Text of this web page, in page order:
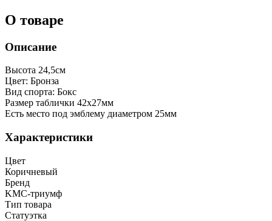
О товаре
Описание
Высота 24,5см
Цвет: Бронза
Вид спорта: Бокс
Размер таблички 42х27мм
Есть место под эмблему диаметром 25мм
Характеристики
Цвет
Коричневый
Бренд
KМС-триумф
Тип товара
Статуэтка